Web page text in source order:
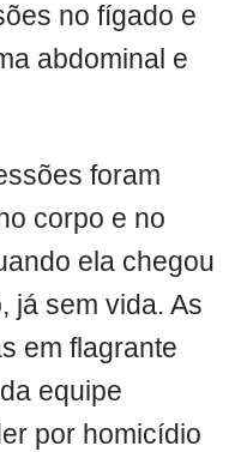
no fígado e
abdominal e
foram
corpo e no
ela chegou
já sem vida. As
em flagrante
equipe
por homicídio